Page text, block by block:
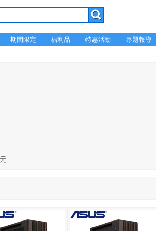
期間限定 福利品 特惠活動 專題報導
元